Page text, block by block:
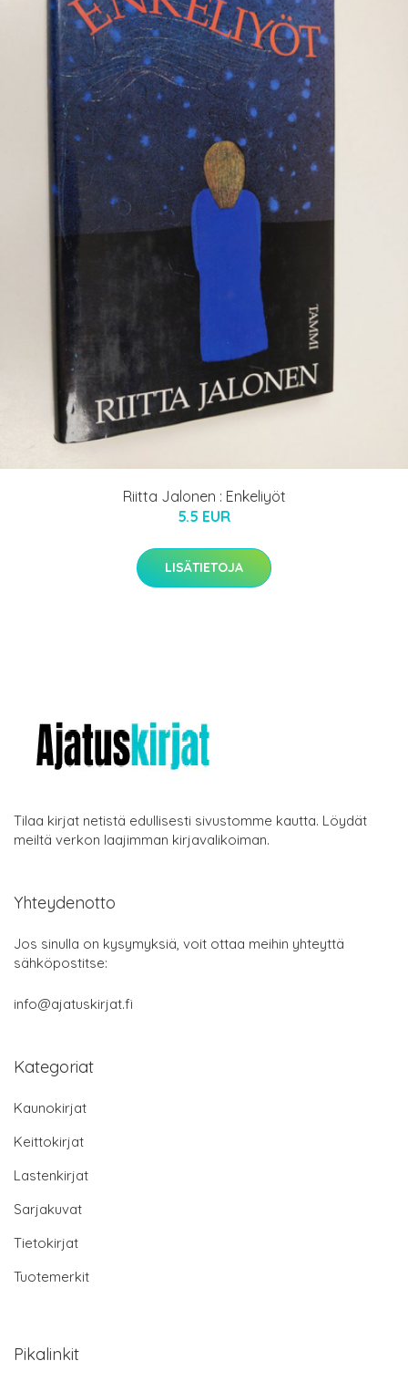
Riitta Jalonen : Enkeliyöt
5.5 EUR
LISÄTIETOJA
Tilaa kirjat netistä edullisesti sivustomme kautta. Löydät
meiltä verkon laajimman kirjavalikoiman.
Yhteydenotto
Jos sinulla on kysymyksiä, voit ottaa meihin yhteyttä
sähköpostitse:
info@ajatuskirjat.fi
Kategoriat
Kaunokirjat
Keittokirjat
Lastenkirjat
Sarjakuvat
Tietokirjat
Tuotemerkit
Pikalinkit